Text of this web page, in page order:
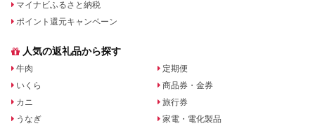
マイナビふるさと納税
ポイント還元キャンペーン
人気の返礼品から探す
牛肉
いくら
カニ
うなぎ
定期便
商品券・金券
旅行券
家電・電化製品